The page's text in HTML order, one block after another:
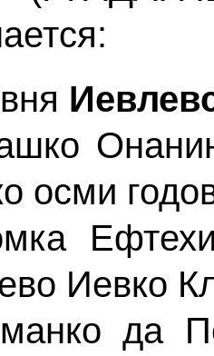
осми
Иевко
да